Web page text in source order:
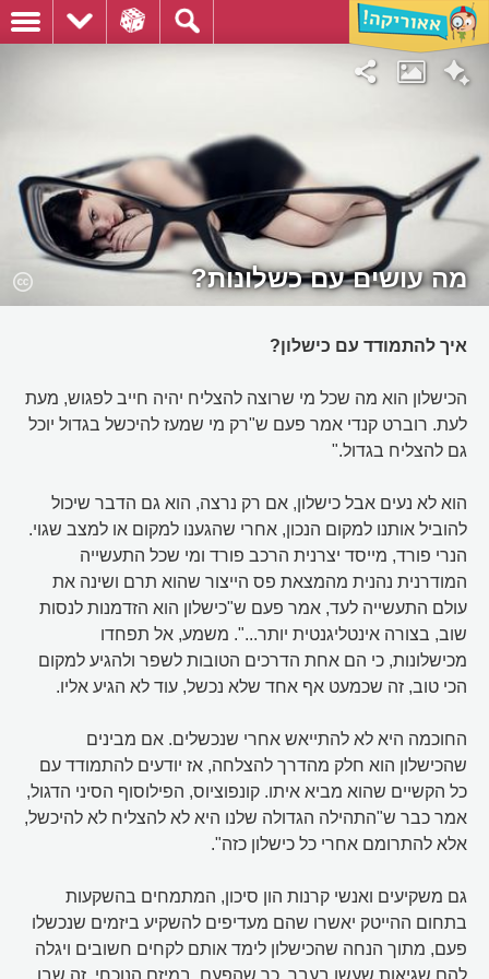
מה עושים עם כשלונות?
איך להתמודד עם כישלון?
הכישלון הוא מה שכל מי שרוצה להצליח יהיה חייב לפגוש, מעת
לעת. רוברט קנדי אמר פעם ש"רק מי שמעז להיכשל בגדול יוכל
גם להצליח בגדול."
הוא לא נעים אבל כישלון, אם רק נרצה, הוא גם הדבר שיכול
להוביל אותנו למקום הנכון, אחרי שהגענו למקום או למצב שגוי.
הנרי פורד, מייסד יצרנית הרכב פורד ומי שכל התעשייה
המודרנית נהנית מהמצאת פס הייצור שהוא תרם ושינה את
עולם התעשייה לעד, אמר פעם ש"כישלון הוא הזדמנות לנסות
שוב, בצורה אינטליגנטית יותר...". משמע, אל תפחדו
מכישלונות, כי הם אחת הדרכים הטובות לשפר ולהגיע למקום
הכי טוב, זה שכמעט אף אחד שלא נכשל, עוד לא הגיע אליו.
החוכמה היא לא להתייאש אחרי שנכשלים. אם מבינים
שהכישלון הוא חלק מהדרך להצלחה, אז יודעים להתמודד עם
כל הקשיים שהוא מביא איתו. קונפוציוס, הפילוסוף הסיני הדגול,
אמר כבר ש"התהילה הגדולה שלנו היא לא להצליח לא להיכשל,
אלא להתרומם אחרי כל כישלון כזה".
גם משקיעים ואנשי קרנות הון סיכון, המתמחים בהשקעות
בתחום ההייטק יאשרו שהם מעדיפים להשקיע ביזמים שנכשלו
פעם, מתוך הנחה שהכישלון לימד אותם לקחים חשובים ויגלה
להם שגיאות שעשו בעבר, כך שהפעם, במיזם הנוכחי, זה שבו